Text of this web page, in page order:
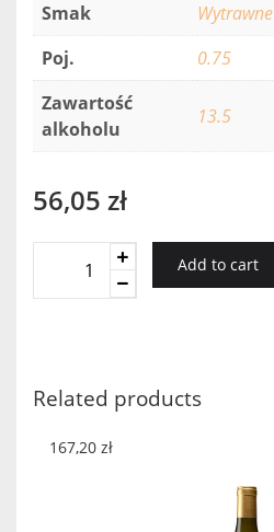
Smak
Wytrawne
Poj.
0.75
Zawartość
alkoholu
13.5
56,05 zł
Aurelio
quantity
Add to cart
Related products
167,20 zł